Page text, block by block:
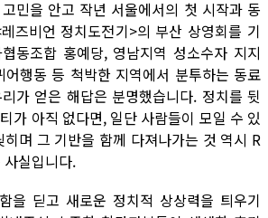
민을 안고 작년 서울에서의 첫 시작과 동
즈비언 정치도전기>의 부산 상영회를 기
동조합 홍예당, 영남지역 성소수자 지지
행동 등 척박한 지역에서 분투하는 동료
가 얻은 해답은 분명했습니다. 정치를 뒷
가 아직 없다면, 일단 사람들이 모일 수 있
며 그 기반을 함께 다져나가는 것 역시 R
실입니다.
을 딛고 새로운 정치적 상상력을 틔우기